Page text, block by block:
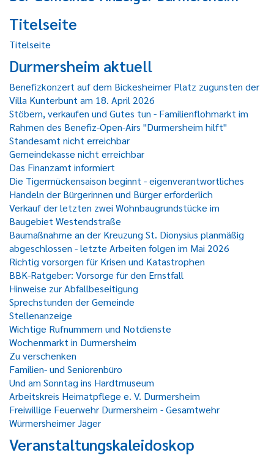
Titelseite
Titelseite
Durmersheim aktuell
Benefizkonzert auf dem Bickesheimer Platz zugunsten der
Villa Kunterbunt am 18. April 2026
Stöbern, verkaufen und Gutes tun - Familienflohmarkt im
Rahmen des Benefiz-Open-Airs "Durmersheim hilft"
Standesamt nicht erreichbar
Gemeindekasse nicht erreichbar
Das Finanzamt informiert
Die Tigermückensaison beginnt - eigenverantwortliches
Handeln der Bürgerinnen und Bürger erforderlich
Verkauf der letzten zwei Wohnbaugrundstücke im
Baugebiet Westendstraße
Baumaßnahme an der Kreuzung St. Dionysius planmäßig
abgeschlossen - letzte Arbeiten folgen im Mai 2026
Richtig vorsorgen für Krisen und Katastrophen
BBK-Ratgeber: Vorsorge für den Ernstfall
Hinweise zur Abfallbeseitigung
Sprechstunden der Gemeinde
Stellenanzeige
Wichtige Rufnummern und Notdienste
Wochenmarkt in Durmersheim
Zu verschenken
Familien- und Seniorenbüro
Und am Sonntag ins Hardtmuseum
Arbeitskreis Heimatpflege e. V. Durmersheim
Freiwillige Feuerwehr Durmersheim - Gesamtwehr
Würmersheimer Jäger
Veranstaltungskaleidoskop